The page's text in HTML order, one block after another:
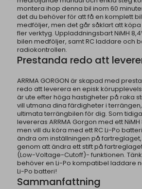
montera ihop denna bil inom 60
det du behöver för att få en komplett
medföljer, men det går såklart att
fler verktyg. Uppladdningsbart NiMH
bilen medföljer, samt RC laddare och
radiokontrollen.
Prestanda redo att
ARRMA GORGON är skapad med
redo att leverera en episk
är ute efter höga hastigheter på raka
vill utmana dina färdigheter i terrängen,
ultimata terrängbilen för dig. Som
levereras ARRMA Gorgon med ett NiMH
men vill du köra med ett RC Li-Po
ändra om inställningen på
genom att ändra ett stift på
(Low-Voltage-Cutoff)- funktionen.
behöver en Li-Po kompatibel laddare
Li-Po batteri!
Sammanfattning